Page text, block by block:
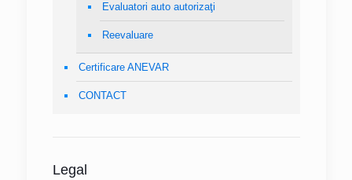
Evaluatori auto autorizaţi
Reevaluare
Certificare ANEVAR
CONTACT
Legal